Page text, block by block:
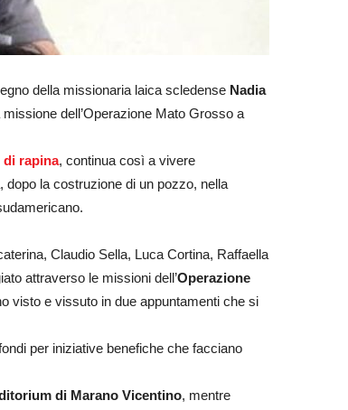
della missionaria laica scledense Nadia
dell’Operazione Mato Grosso a
di rapina, continua così a vivere
dopo la costruzione di un pozzo, nella
Claudio Sella, Luca Cortina, Raffaella
attraverso le missioni dell’Operazione
visto e vissuto in due appuntamenti che si
per iniziative benefiche che facciano
di Marano Vicentino, mentre